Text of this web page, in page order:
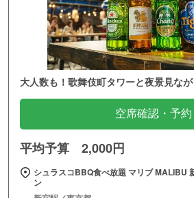
大人数も！歌舞伎町タワーと夜景見な
空席確認・予約
平均予算 2,000円
シュラスコBBQ食べ放題 マリブ MALIBU
ン